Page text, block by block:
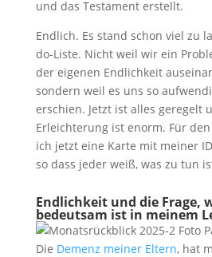
und das Testament erstellt.
Endlich. Es stand schon viel zu
do-Liste. Nicht weil wir ein
der eigenen Endlichkeit
sondern weil es uns so
erschien. Jetzt ist alles geregelt
Erleichterung ist enorm. Für
ich jetzt eine Karte mit meiner
so dass jeder weiß, was zu tun
Endlichkeit und die Frage,
bedeutsam ist in meinem
Die Demenz meiner Eltern, hat